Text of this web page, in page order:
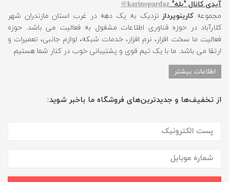
آیدی کانال "بله" karinopardaz@
مجموعهکارینوپرداز نزدیک به یک دهه در غرب استان مازندران شهر
کلارآباد در حوزه فناوری اطلاعات مشغول به فعالیت می باشد. حوزه
فعالیت ما سخت افزار، نرم افزار، خدمات شبکه، لوازم جانبی، تعمیرات و
ارتقا می باشد. ما با یک تیم قوی و پشتیبانی خوب در کنار شما هستیم.
اطلاعات بیشتر
از تخفیف‌ها و جدیدترین‌های فروشگاه ما باخبر شوید: